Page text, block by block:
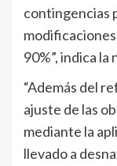
contingencias
90%”, indica la
“Además del
ajuste de las
mediante la
llevado a